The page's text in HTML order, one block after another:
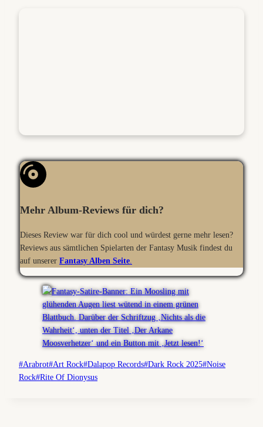
Mehr Album-Reviews für dich?
Dieses Review war für dich cool und würdest gerne mehr lesen?
Reviews aus sämtlichen Spielarten der Fantasy Musik findest du
auf unserer Fantasy Alben Seite
Schlagworte:
#Arabrot#Art Rock#Dalapop Records#Dark Rock 2025#Noise
Rock#Rite Of Dionysus